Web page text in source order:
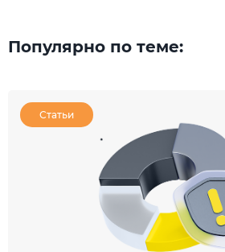
Популярно по теме:
Статьи